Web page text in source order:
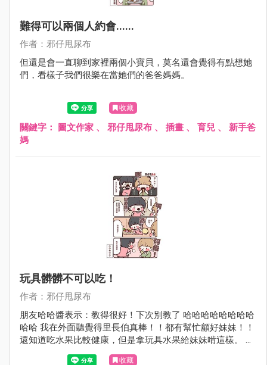
難得可以兩個人約會......
作者：邪仔甩尿布
但還是會一直聊到家裡兩個小寶貝，莫名還會覺得有點想她
們，看樣子我們很樂在當她們的爸爸媽媽。
收藏
關鍵字： 圖文作家 、 邪仔甩尿布 、 插畫 、 育兒 、 新手爸
媽
玩具髒髒不可以吃！
作者：邪仔甩尿布
朋友哈哈醬表示：教得很好！下次別教了 哈哈哈哈哈哈哈哈
哈哈 我在外面聽覺得里長伯真棒！！都有幫忙顧好妹妹！！
還知道吃水果比較健康，但是拿玩具水果給妹妹啃這樣。 不
管怎麼樣我都覺得妳很棒～
收藏